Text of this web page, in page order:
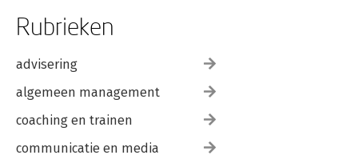
Rubrieken
advisering
algemeen management
coaching en trainen
communicatie en media